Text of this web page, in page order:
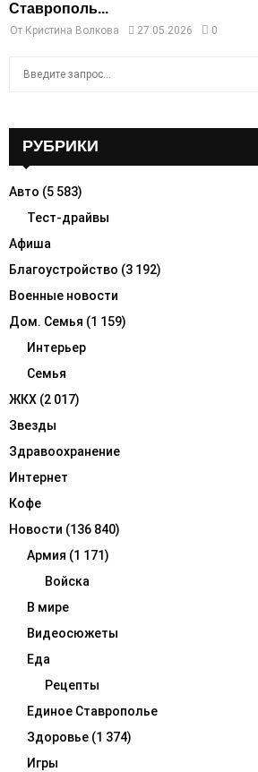
Ставрополь...
От Кристина Волкова 27.05.2026 0
o
РУБРИКИ
Авто (5 583)
Тест-драйвы
Афиша
Благоустройство (3 192)
Военные новости
Дом. Семья (1 159)
Интерьер
Семья
ЖКХ (2 017)
Звезды
Здравоохранение
Интернет
Кофе
Новости (136 840)
Армия (1 171)
Войска
В мире
Видеосюжеты
Еда
Рецепты
Единое Ставрополье
Здоровье (1 374)
Игры